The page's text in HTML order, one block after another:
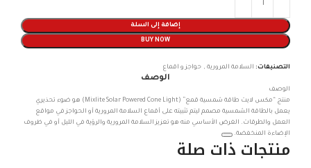
إضافة إلى السلة
BUY NOW
التصنيفات: السلامة المرورية , حواجز و اقماع
الوصف
الوصف
منتج “مكس لايت طاقة شمسية قمع” (Mixlite Solar Powered Cone Light) هو ضوء تحذيري
يعمل بالطاقة الشمسية مصمم ليتم تثبيته على أقماع السلامة المرورية أو الحواجز في مواقع
العمل والطرقات. الغرض الأساسي منه هو تعزيز السلامة المرورية والرؤية في الليل أو في ظروف
الإضاءة المنخفضة.
منتجات ذات صلة